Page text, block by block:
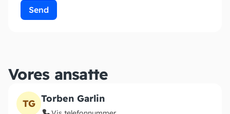
Send
Vores ansatte
TG Torben Garlin